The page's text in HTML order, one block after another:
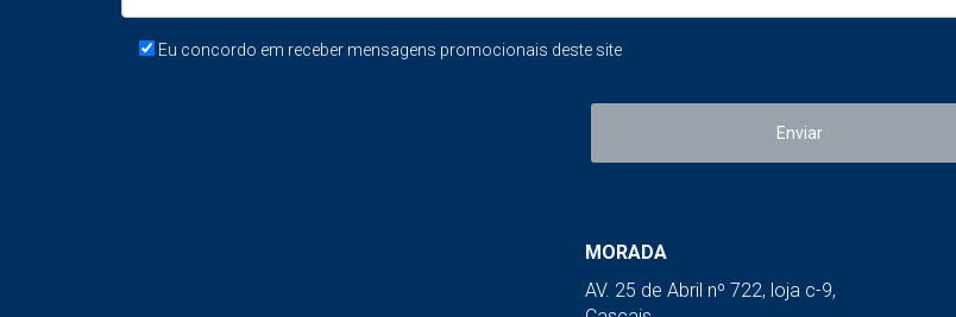
O que é um AVM (Automated Valuation Model)?
Não distingue remodelado de
Erra facilmente até 20–35%
Eu concordo em receber mensagens promocionais deste site
Enviar
MORADA
AV. 25 de Abril nº 722, loja c-9,